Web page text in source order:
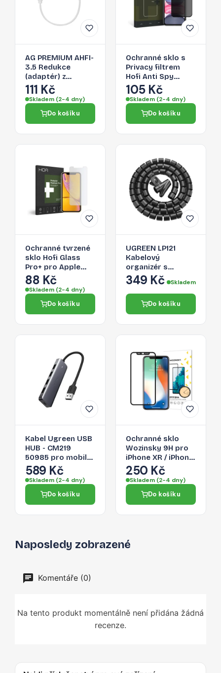
AG PREMIUM AHFI-
3.5 Redukce
(adaptér) z
Lightning na 3,5
Jack, bílá
111 Kč
Skladem (2-4 dny)
Do košíku
Ochranné sklo s
Privacy filtrem
Hofi Anti Spy
Glass Pro+ pro
Apple iPhone 11 /
XR
105 Kč
Skladem (2-4 dny)
Do košíku
Ochranné tvrzené
sklo Hofi Glass
Pro+ pro Apple
iPhone 11
88 Kč
Skladem (2-4 dny)
Do košíku
UGREEN LP121
Kabelový
organizér s
aplikačním
vodítkem, průměr
25mm, délka 1,5m,
černý
349 Kč Skladem
Do košíku
Kabel Ugreen USB
HUB - CM219
50985 pro mobilní
zařízení - šedá
589 Kč
Skladem (2-4 dny)
Do košíku
Ochranné sklo
Wozinsky 9H pro
iPhone XR / iPhone
11 - černé
250 Kč
Skladem (2-4 dny)
Do košíku
Naposledy zobrazené
Komentáře (0)
Na tento produkt momentálně není přidána žádná
recenze.